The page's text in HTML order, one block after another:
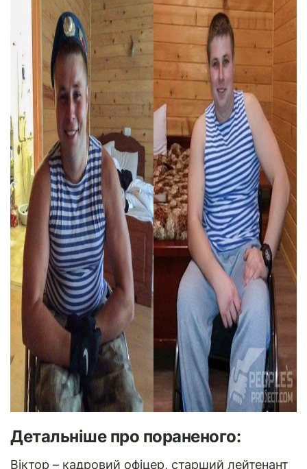
Детальніше про пораненого:
Віктор – кадровий офіцер, старший лейтенант